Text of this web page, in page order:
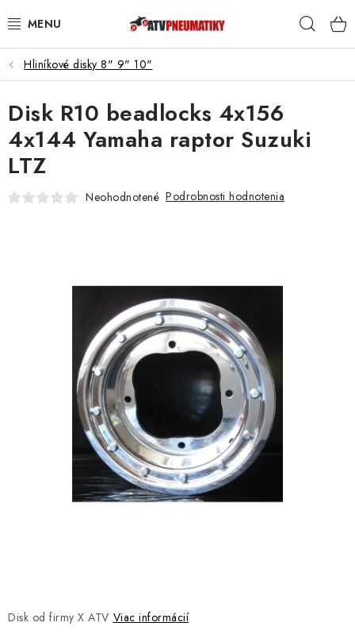
na
PNEUMATIKY
DISKY
ROZŠIROVACIE PODLOŽKY
NÁHRADNÉ DIELY NA ŠTVORKOLKY
KRYTY PODVOZKU
NÁVLEKY TLMIČOV
NAVIJAKY COME UP WARN
OLEJE MAXIMA A FILTRE
ROZŠIROVACIE PLASTY BLATNÍKOV
Hliníkové disky 8" 9" 10"
Disk od firmy X ATV Viac informácií
Disk R10 beadlocks 4x156
4x144 Yamaha raptor Suzuki
LTZ
Neohodnotené Podrobnosti hodnotenia